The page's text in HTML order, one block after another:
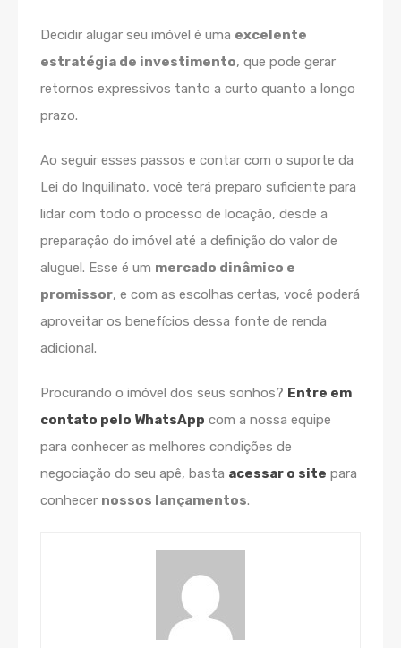
Decidir alugar seu imóvel é uma excelente
estratégia de investimento, que pode gerar
retornos expressivos tanto a curto quanto a longo
prazo.
Ao seguir esses passos e contar com o suporte da
Lei do Inquilinato, você terá preparo suficiente para
lidar com todo o processo de locação, desde a
preparação do imóvel até a definição do valor de
aluguel. Esse é um mercado dinâmico e
promissor, e com as escolhas certas, você poderá
aproveitar os benefícios dessa fonte de renda
adicional.
Procurando o imóvel dos seus sonhos? Entre em
contato pelo WhatsApp com a nossa equipe
para conhecer as melhores condições de
negociação do seu apê, basta acessar o site para
conhecer nossos lançamentos.